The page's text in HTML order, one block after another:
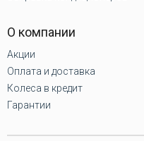
О компании
Акции
Оплата и доставка
Колеса в кредит
Гарантии